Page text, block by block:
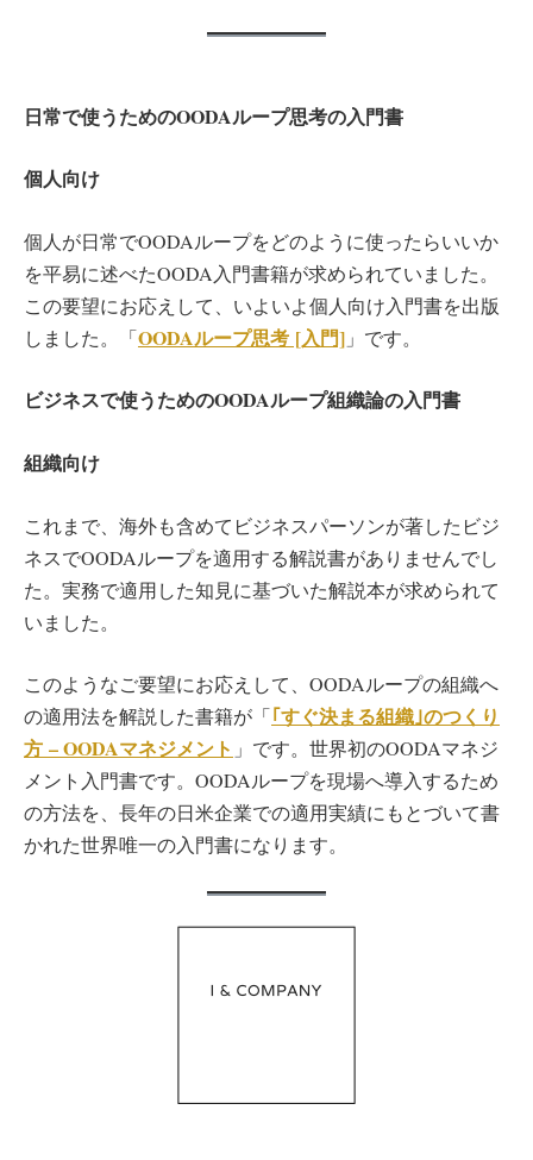
日常で使うためのOODAループ思考の入門書
個人向け
個人が日常でOODAループをどのように使ったらいいか
を平易に述べたOODA入門書籍が求められていました。
この要望にお応えして、いよいよ個人向け入門書を出版
しました。「OODAループ思考 [入門] 」です。
ビジネスで使うためのOODAループ組織論の入門書
組織向け
これまで、海外も含めてビジネスパーソンが著したビジ
ネスでOODAループを適用する解説書がありませんでし
た。実務で適用した知見に基づいた解説本が求められて
いました。
このようなご要望にお応えして、OODAループの組織へ
の適用法を解説した書籍が「｢すぐ決まる組織｣のつくり
方 – OODAマネジメント 」です。世界初のOODAマネジ
メント入門書です。OODAループを現場へ導入するため
の方法を、長年の日米企業での適用実績にもとづいて書
かれた世界唯一の入門書になります。